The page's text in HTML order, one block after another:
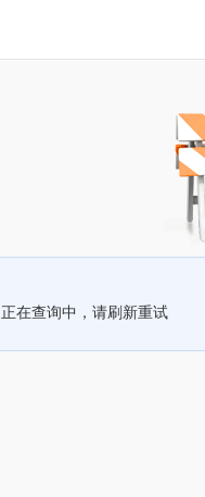
正在查询中，请刷新重试